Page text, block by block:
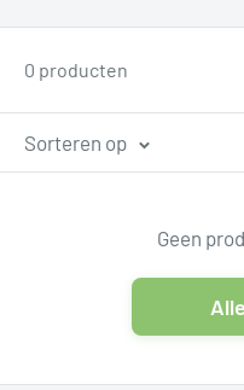
0 producten
Sorteren op
Geen